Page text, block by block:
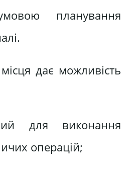
планування
дає можливість
для виконання
операцій;